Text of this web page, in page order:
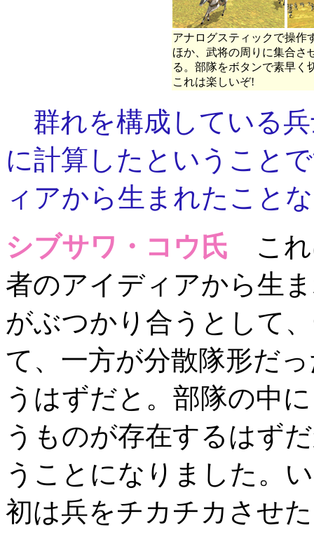
アナログスティックで操作
ほか、武将の周りに集合さ
る。部隊をボタンで素早く
これは楽しいぞ!
群れを構成している
に計算したということ
ィアから生まれたこと
シブサワ・コウ氏 これ
者のアイディアから生
がぶつかり合うとして
て、一方が分散隊形だ
うはずだと。部隊の中
うものが存在するはず
うことになりました。
初は兵をチカチカさせ